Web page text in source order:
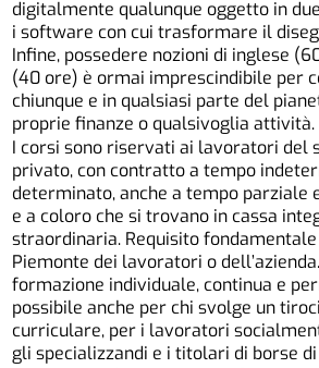
digitalmente qualunque oggetto in
i software con cui trasformare il
Infine, possedere nozioni di inglese
(40 ore) è ormai imprescindibile per
chiunque e in qualsiasi parte del
proprie finanze o qualsivoglia attività.
I corsi sono riservati ai lavoratori del
privato, con contratto a tempo
determinato, anche a tempo parziale
e a coloro che si trovano in cassa
straordinaria. Requisito
Piemonte dei lavoratori o
formazione individuale, continua e
possibile anche per chi svolge un
curriculare, per i lavoratori
gli specializzandi e i titolari di borse